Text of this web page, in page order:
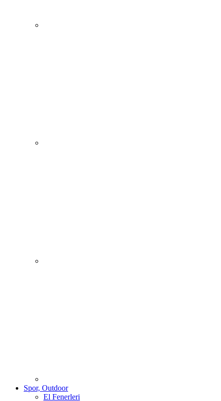
Spor, Outdoor
El Fenerleri